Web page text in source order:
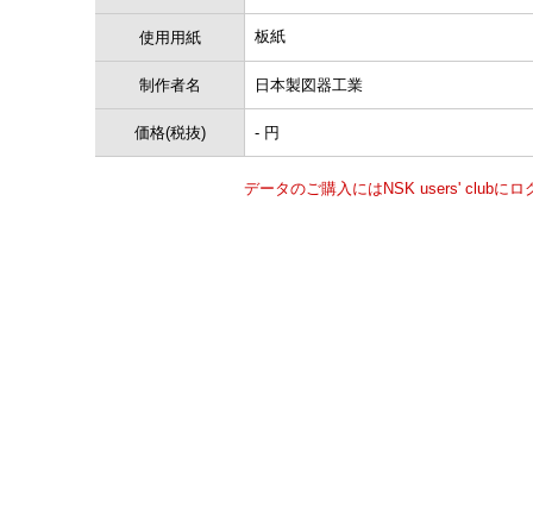
使用用紙 板紙
制作者名 日本製図器工業
価格(税抜) - 円
データのご購入にはNSK users' clubにロ